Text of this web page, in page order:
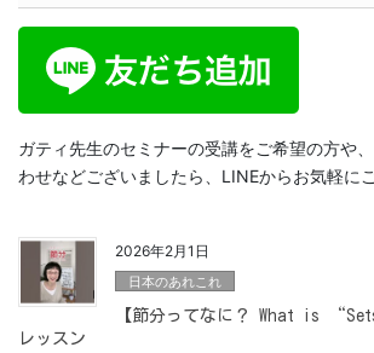
ガティ先生のセミナーの受講をご希望の方や
わせなどございましたら、LINEからお気軽に
2026年2月1日
日本のあれこれ
【節分ってなに？ What is
レッスン